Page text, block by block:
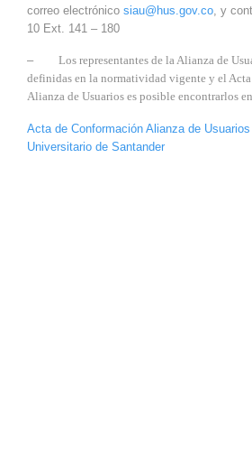
correo electrónico siau@hus.gov.co , y
10 Ext. 141 – 180
– Los representantes de la Alianza de
definidas en la normatividad vigente y el
Alianza de Usuarios es posible encontrarlos
Acta de Conformación Alianza de
Universitario de Santander